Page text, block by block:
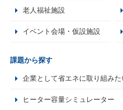
老人福祉施設
イベント会場・仮設施設
課題から探す
企業として省エネに取り組みた
ヒーター容量シミュレーター